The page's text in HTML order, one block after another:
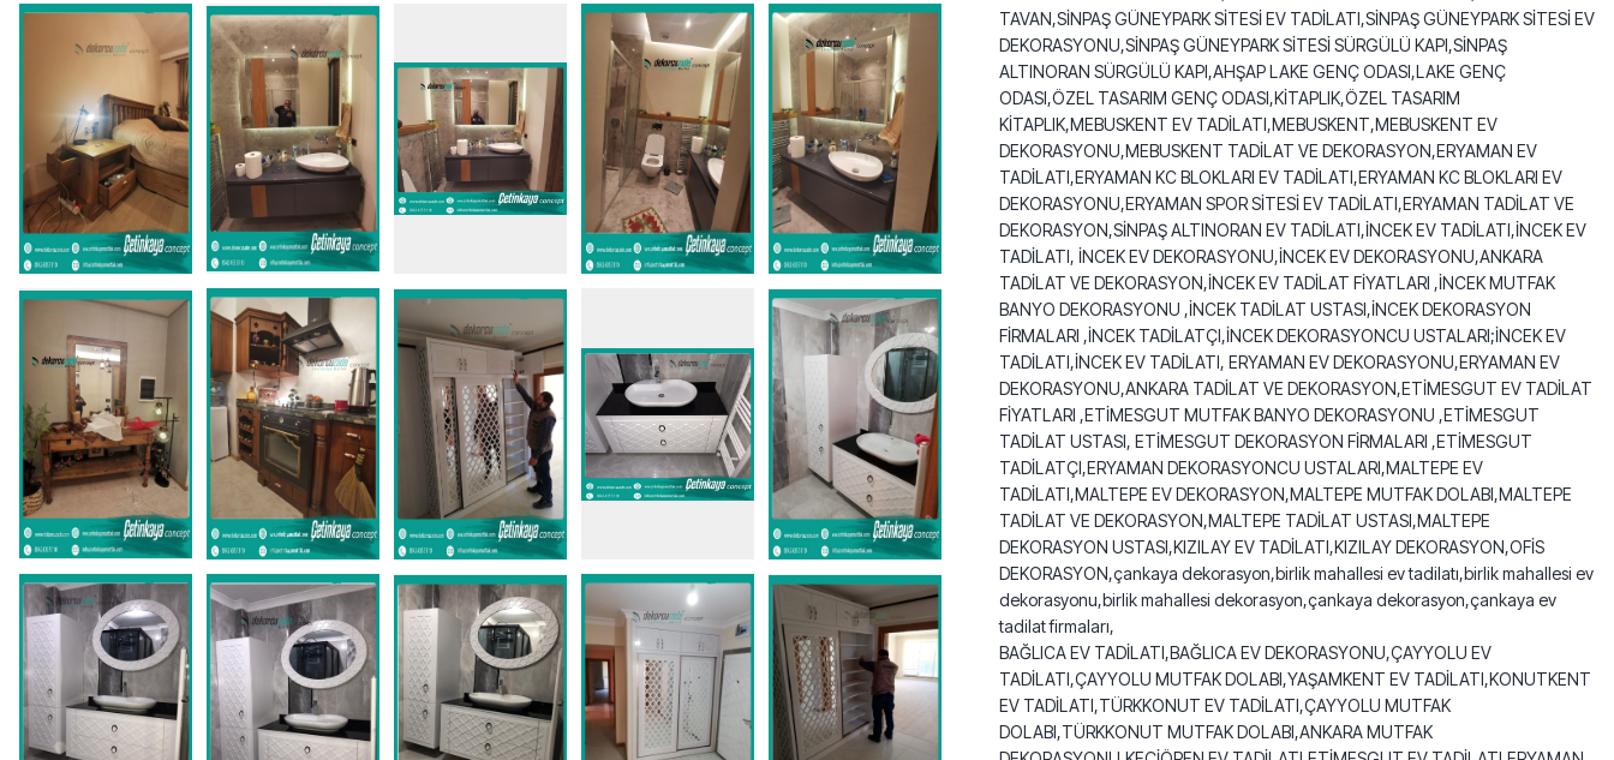
TAVAN,SİNPAŞ GÜNEYPARK SİTESİ EV TADİLATI,SİNPAŞ GÜNEYPARK SİTESİ EV
DEKORASYONU,SİNPAŞ GÜNEYPARK SİTESİ SÜRGÜLÜ KAPI,SİNPAŞ
ALTINORAN SÜRGÜLÜ KAPI,AHŞAP LAKE GENÇ ODASI,LAKE GENÇ
ODASI,ÖZEL TASARIM GENÇ ODASI,KİTAPLIK,ÖZEL TASARIM
KİTAPLIK,MEBUSKENT EV TADİLATI,MEBUSKENT,MEBUSKENT EV
DEKORASYONU,MEBUSKENT TADİLAT VE DEKORASYON,ERYAMAN EV
TADİLATI,ERYAMAN KC BLOKLARI EV TADİLATI,ERYAMAN KC BLOKLARI EV
DEKORASYONU,ERYAMAN SPOR SİTESİ EV TADİLATI,ERYAMAN TADİLAT VE
DEKORASYON,SİNPAŞ ALTINORAN EV TADİLATI,İNCEK EV TADİLATI,İNCEK EV
TADİLATI, İNCEK EV DEKORASYONU,İNCEK EV DEKORASYONU,ANKARA
TADİLAT VE DEKORASYON,İNCEK EV TADİLAT FİYATLARI ,İNCEK MUTFAK
BANYO DEKORASYONU ,İNCEK TADİLAT USTASI,İNCEK DEKORASYON
FİRMALARI ,İNCEK TADİLATÇI,İNCEK DEKORASYONCU USTALARI;İNCEK EV
TADİLATI,İNCEK EV TADİLATI, ERYAMAN EV DEKORASYONU,ERYAMAN EV
DEKORASYONU,ANKARA TADİLAT VE DEKORASYON,ETİMESGUT EV TADİLAT
FİYATLARI ,ETİMESGUT MUTFAK BANYO DEKORASYONU ,ETİMESGUT
TADİLAT USTASI, ETİMESGUT DEKORASYON FİRMALARI ,ETİMESGUT
TADİLATÇI,ERYAMAN DEKORASYONCU USTALARI,MALTEPE EV
TADİLATI,MALTEPE EV DEKORASYON,MALTEPE MUTFAK DOLABI,MALTEPE
TADİLAT VE DEKORASYON,MALTEPE TADİLAT USTASI,MALTEPE
DEKORASYON USTASI,KIZILAY EV TADİLATI,KIZILAY DEKORASYON,OFİS
DEKORASYON,çankaya dekorasyon,birlik mahallesi ev tadilatı,birlik mahallesi ev
dekorasyonu,birlik mahallesi dekorasyon,çankaya dekorasyon,çankaya ev
tadilat firmaları,
BAĞLICA EV TADİLATI,BAĞLICA EV DEKORASYONU,ÇAYYOLU EV
TADİLATI,ÇAYYOLU MUTFAK DOLABI,YAŞAMKENT EV TADİLATI,KONUTKENT
EV TADİLATI,TÜRKKONUT EV TADİLATI,ÇAYYOLU MUTFAK
DOLABI,TÜRKKONUT MUTFAK DOLABI,ANKARA MUTFAK